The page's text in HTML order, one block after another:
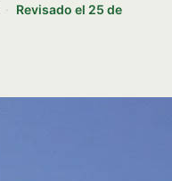
· Revisado el 25 de